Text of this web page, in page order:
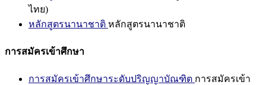
ไทย)
หลักสูตรนานาชาติ หลักสูตรนานาชาติ
การสมัครเข้าศึกษา
การสมัครเข้าศึกษาระดับปริญญาบัณฑิต การสมัครเข้า